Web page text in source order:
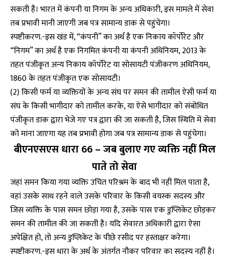
सकती है। भारत में कंपनी या निगम के अन्य अधिकारी, इस मामले में सेवा
तब प्रभावी मानी जाएगी जब पत्र सामान्य डाक से पहुंचेगा।
स्पष्टीकरण.-इस खंड में, “कंपनी” का अर्थ है एक निकाय कॉर्पोरेट और
“निगम” का अर्थ है एक निगमित कंपनी या कंपनी अधिनियम, 2013 के
तहत पंजीकृत अन्य निकाय कॉर्पोरेट या सोसायटी पंजीकरण अधिनियम,
1860 के तहत पंजीकृत एक सोसायटी।
(2) किसी फर्म या व्यक्तियों के अन्य संघ पर समन की तामील ऐसी फर्म या
संघ के किसी भागीदार को तामील करके, या ऐसे भागीदार को संबोधित
पंजीकृत डाक द्वारा भेजे गए पत्र द्वारा की जा सकती है, जिस स्थिति में सेवा
को माना जाएगा यह तब प्रभावी होगा जब पत्र सामान्य डाक से पहुंचेगा।
बीएनएसएस धारा 66 – जब बुलाए गए व्यक्ति नहीं मिल
पाते तो सेवा
जहां समन किया गया व्यक्ति उचित परिश्रम के बाद भी नहीं मिल पाता है,
वहां उसके साथ रहने वाले उसके परिवार के किसी वयस्क सदस्य और
जिस व्यक्ति के पास समन छोड़ा गया है, उसके पास एक डुप्लिकेट छोड़कर
समन की तामील की जा सकती है। यदि सेवारत अधिकारी द्वारा ऐसा
अपेक्षित हो, तो अन्य डुप्लिकेट के पीछे रसीद पर हस्ताक्षर करेगा।
स्पष्टीकरण.-इस धारा के अर्थ के अंतर्गत नौकर परिवार का सदस्य नहीं है।